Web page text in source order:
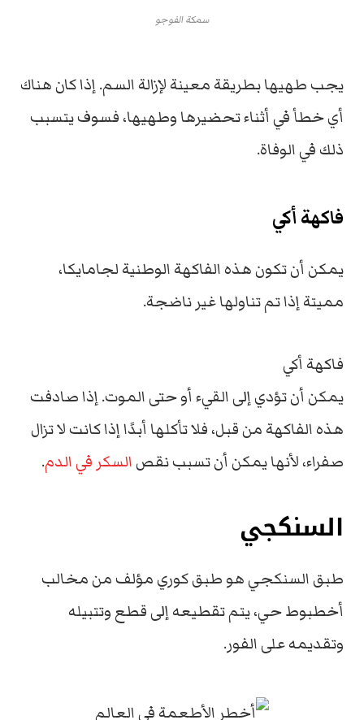
سمكة الفوجو
يجب طهيها بطريقة معينة لإزالة السم.إذا كان هناك
أي خطأ في أثناء تحضيرها وطهيها، فسوف يتسبب
ذلك في الوفاة.
فاكهة أكي
يمكن أن تكون هذه الفاكهة الوطنية لجامايكا،
مميتة إذا تم تناولها غير ناضجة.
فاكهة أكي
يمكن أن تؤدي إلى القيء أو حتى الموت.إذا صادفت
هذه الفاكهة من قبل، فلا تأكلها أبدًا إذا كانت لا تزال
صفراء، لأنهايمكن أن تسبب نقصالسكر في الدم.
السنكجي
طبقالسنكجيهو طبق كوري مؤلف من مخالب
أخطبوط حي، يتم تقطيعه إلى قطع وتتبيله
وتقديمه على الفور.